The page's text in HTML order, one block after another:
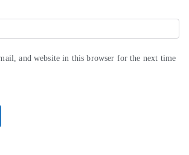
and website in this browser for the next time